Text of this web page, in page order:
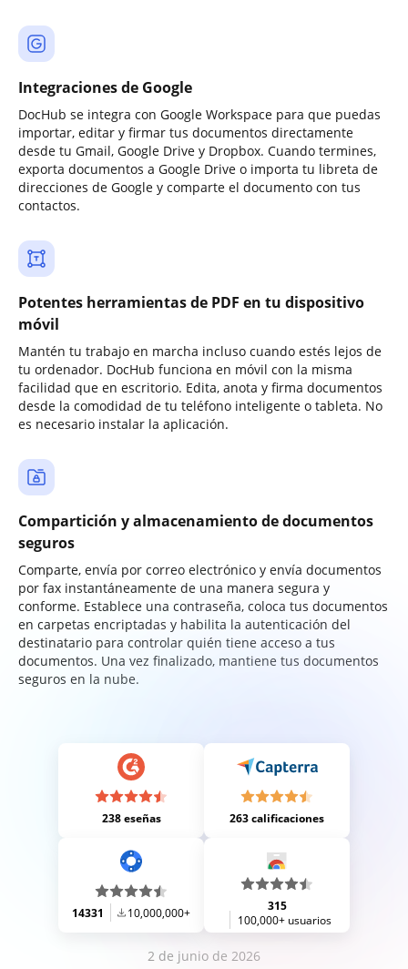
Integraciones de Google
DocHub se integra con Google Workspace para que puedas
importar, editar y firmar tus documentos directamente
desde tu Gmail, Google Drive y Dropbox. Cuando termines,
exporta documentos a Google Drive o importa tu libreta de
direcciones de Google y comparte el documento con tus
contactos.
Potentes herramientas de PDF en tu dispositivo
móvil
Mantén tu trabajo en marcha incluso cuando estés lejos de
tu ordenador. DocHub funciona en móvil con la misma
facilidad que en escritorio. Edita, anota y firma documentos
desde la comodidad de tu teléfono inteligente o tableta. No
es necesario instalar la aplicación.
Compartición y almacenamiento de documentos
seguros
Comparte, envía por correo electrónico y envía documentos
por fax instantáneamente de una manera segura y
conforme. Establece una contraseña, coloca tus documentos
en carpetas encriptadas y habilita la autenticación del
destinatario para controlar quién tiene acceso a tus
documentos. Una vez finalizado, mantiene tus documentos
seguros en la nube.
238 eseñas 263 calificaciones
14331 10,000,000+
315
100,000+ usuarios
2 de junio de 2026